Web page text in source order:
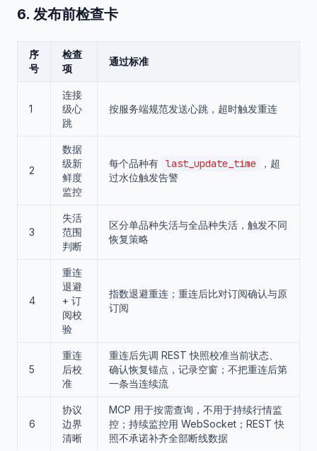
6. 发布前检查卡
序
号
检查
项
通过标准
1
连接
级心
跳
按服务端规范发送心跳，超时触发重连
2
数据
级新
鲜度
监控
每个品种有 last_update_time
，超
过水位触发告警
3
失活
范围
判断
区分单品种失活与全品种失活，触发不同
恢复策略
4
重连
退避
+ 订
阅校
验
指数退避重连；重连后比对订阅确认与原
订阅
5
重连
后校
准
重连后先调 REST 快照校准当前状态、
确认恢复锚点，记录空窗；不把重连后第
一条当连续流
6
协议
边界
清晰
MCP 用于按需查询，不用于持续行情监
控；持续监控用 WebSocket；REST 快
照不承诺补齐全部断线数据